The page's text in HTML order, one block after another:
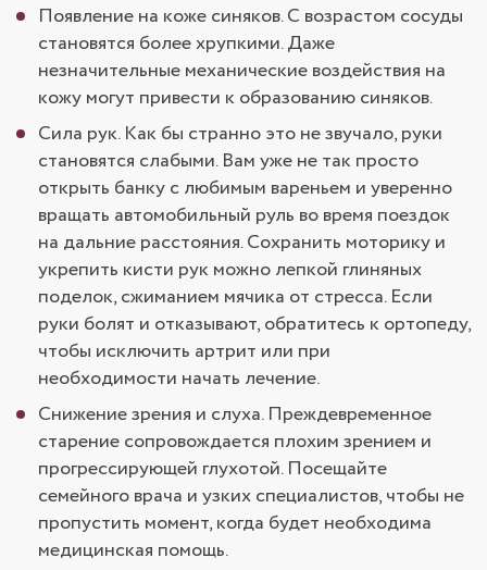
Появление на коже синяков. С возрастом сосуды
становятся более хрупкими. Даже
незначительные механические воздействия на
кожу могут привести к образованию синяков.
Сила рук. Как бы странно это не звучало, руки
становятся слабыми. Вам уже не так просто
открыть банку с любимым вареньем и уверенно
вращать автомобильный руль во время поездок
на дальние расстояния. Сохранить моторику и
укрепить кисти рук можно лепкой глиняных
поделок, сжиманием мячика от стресса. Если
руки болят и отказывают, обратитесь к ортопеду,
чтобы исключить артрит или при
необходимости начать лечение.
Снижение зрения и слуха. Преждевременное
старение сопровождается плохим зрением и
прогрессирующей глухотой. Посещайте
семейного врача и узких специалистов, чтобы не
пропустить момент, когда будет необходима
медицинская помощь.